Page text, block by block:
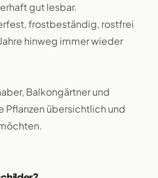
gut lesbar.
frostbeständig, rostfrei
hinweg immer wieder
Balkongärtner und
Pflanzen übersichtlich und